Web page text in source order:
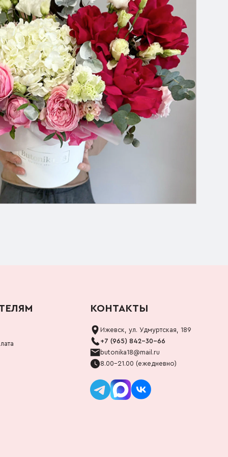
КОНТАКТЫ
Ижевск, ул. Удмуртская, 189
+7 (965) 842-30-66
butonika18@mail.ru
8.00-21.00 (ежедневно)